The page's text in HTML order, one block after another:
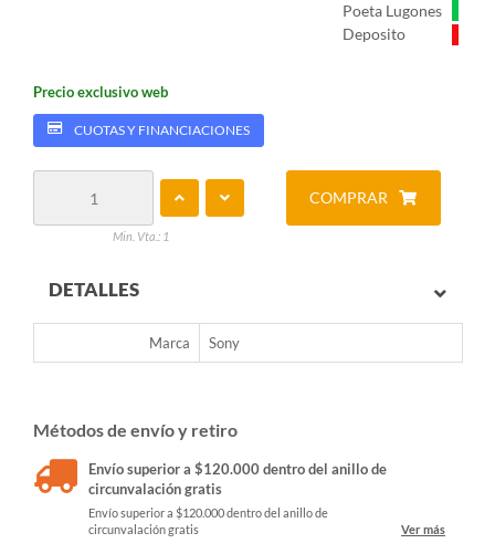
Poeta Lugones
Deposito
Precio exclusivo web
CUOTAS Y FINANCIACIONES
Min. Vta.: 1
COMPRAR
DETALLES
Marca Sony
Métodos de envío y retiro
Envío superior a $120.000 dentro del anillo de
circunvalación gratis
Envío superior a $120.000 dentro del anillo de
circunvalación gratis
Ver más